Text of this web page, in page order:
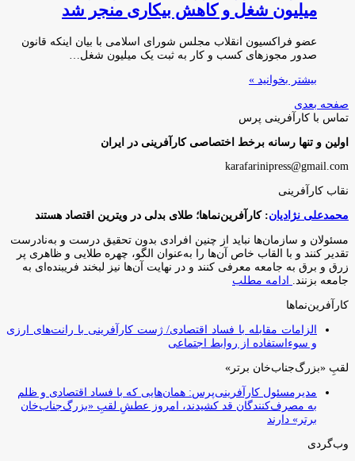
میلیون شغل و کاهش بیکاری منجر شد
عضو فراکسیون انقلاب مجلس شورای اسلامی با بیان اینکه قانون
صدور مجوزهای کسب و کار به ثبت یک میلیون شغل…
بیشتر بخوانید »
صفحه بعدی
تماس با کارآفرینی پرس
اولین و تنها رسانه برخط اختصاصی کارآفرینی در ایران
karafarinipress@gmail.com
نقاب کارآفرینی
محمدعلی نژادیان: کارآفرین‌نماها؛ طلای بدلی در ویترین اقتصاد هستند
مسئولان و سازمان‌ها نباید از چنین افرادی بدون تحقیق درست و به‌نادرست
تقدیر کنند و با القاب خاص آ‌ن‌ها را به‌عنوان الگو، چهره طلایی و ظاهری پر
زرق و برق به جامعه معرفی کنند و در نهایت آن‌ها نیز لبخند فریبنده‌ای به
جامعه بزنند.
ادامه مطلب
کارآفرین‌نماها
الزامات مقابله با فساد اقتصادی/ ژست کارآفرینی با رانت‌های ارزی
و سوءاستفاده از روابط اجتماعی
لقبِ «بزرگ‌جناب‌خان برتر»
مدیرمسئول کارآفرینی‌پرس: همان‌هایی که با فساد اقتصادی و ظلم
به مصرف‌کنندگان قد کشیدند، امروز عطشِ لقبِ «بزرگ‌جناب‌خان
برتر» دارند
وب‌گردی